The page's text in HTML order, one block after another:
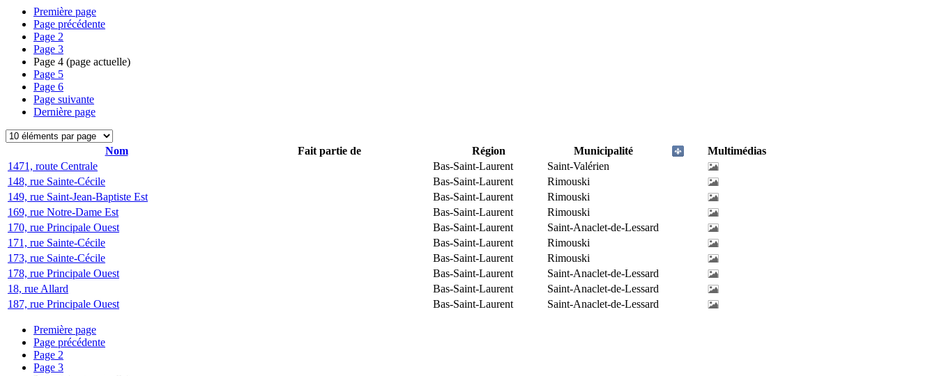
Première page
Page précédente
Page 2
Page 3
Page 4 (page actuelle)
Page 5
Page 6
Page suivante
Dernière page
Nom Fait partie de Région Municipalité
Multimédias
1471, route Centrale
Bas-Saint-Laurent
Saint-Valérien
148, rue Sainte-Cécile
Bas-Saint-Laurent
Rimouski
149, rue Saint-Jean-Baptiste Est
Bas-Saint-Laurent
Rimouski
169, rue Notre-Dame Est
Bas-Saint-Laurent
Rimouski
170, rue Principale Ouest
Bas-Saint-Laurent
Saint-Anaclet-de-Lessard
171, rue Sainte-Cécile
Bas-Saint-Laurent
Rimouski
173, rue Sainte-Cécile
Bas-Saint-Laurent
Rimouski
178, rue Principale Ouest
Bas-Saint-Laurent
Saint-Anaclet-de-Lessard
18, rue Allard
Bas-Saint-Laurent
Saint-Anaclet-de-Lessard
187, rue Principale Ouest
Bas-Saint-Laurent Saint-Anaclet-de-Lessard
Première page
Page précédente
Page 2
Page 3